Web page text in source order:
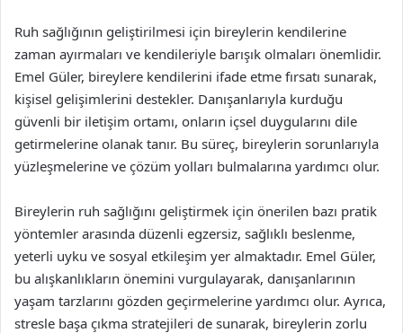
Ruh sağlığının geliştirilmesi için bireylerin kendilerine
zaman ayırmaları ve kendileriyle barışık olmaları önemlidir.
Emel Güler, bireylere kendilerini ifade etme fırsatı sunarak,
kişisel gelişimlerini destekler. Danışanlarıyla kurduğu
güvenli bir iletişim ortamı, onların içsel duygularını dile
getirmelerine olanak tanır. Bu süreç, bireylerin sorunlarıyla
yüzleşmelerine ve çözüm yolları bulmalarına yardımcı olur.
Bireylerin ruh sağlığını geliştirmek için önerilen bazı pratik
yöntemler arasında düzenli egzersiz, sağlıklı beslenme,
yeterli uyku ve sosyal etkileşim yer almaktadır. Emel Güler,
bu alışkanlıkların önemini vurgulayarak, danışanlarının
yaşam tarzlarını gözden geçirmelerine yardımcı olur. Ayrıca,
stresle başa çıkma stratejileri de sunarak, bireylerin zorlu